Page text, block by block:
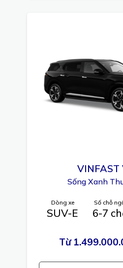
VINFAST
Sống Xanh
Dòng xe
SUV-E
Số chỗ
6-7
Từ